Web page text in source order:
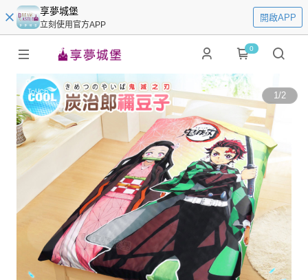
享夢城堡
立刻使用官方APP
開啟APP
0
1/2